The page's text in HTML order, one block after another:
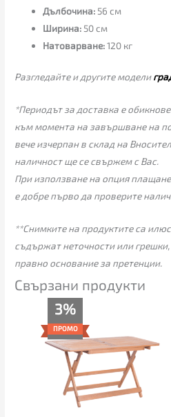
Дълбочина: 56 см
Ширина: 50 см
Натоварване:120 кг
Разгледайте и другите модели
*Периодът за доставка е
към момента на завършване на
вече изчерпан в склад на
наличност ще се свържем с Вас.
При използване на опция
е добре първо да проверите
**Снимките на продуктите са
съдържат неточности или
правно основание за претенции.
Свързани продукти
3%
ПРОМО
139.00€
(271.86
лв.).
е:
135.00€
(264.04
лв.).